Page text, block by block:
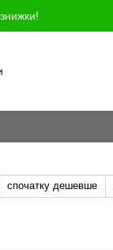
спочатку дешевше